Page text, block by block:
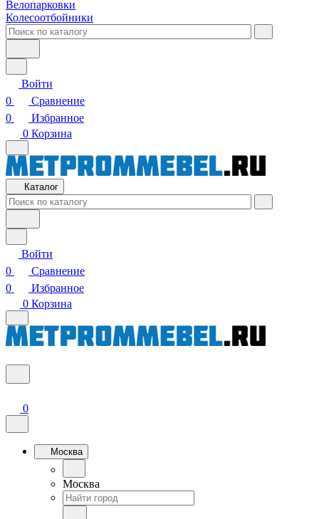
Велопарковки
Колесоотбойники
Войти
0
Сравнение
0
Избранное
0 Корзина
Каталог
Войти
0
Сравнение
0
Избранное
0 Корзина
0
Москва
Москва